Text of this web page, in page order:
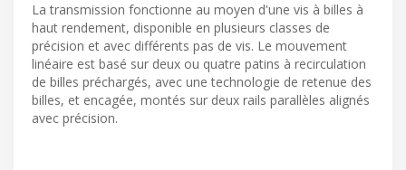
La transmission fonctionne au moyen d'une vis à billes à
haut rendement, disponible en plusieurs classes de
précision et avec différents pas de vis. Le mouvement
linéaire est basé sur deux ou quatre patins à recirculation
de billes préchargés, avec une technologie de retenue des
billes, et encagée, montés sur deux rails parallèles alignés
avec précision.